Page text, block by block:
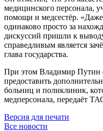
медицинского персонала,
помощи и медсестёр.
одинаково просто за
дискуссий пришли к
справедливым является
глава государства.
При этом Владимир Путин
предоставить
больниц и поликлиник,
медперсонала, передаёт
Версия для печати
Все новости